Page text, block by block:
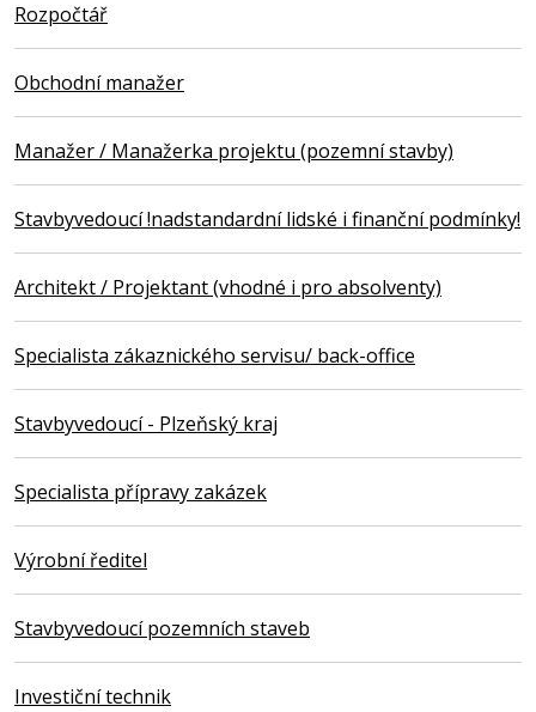
Rozpočtář
Obchodní manažer
Manažer / Manažerka projektu (pozemní stavby)
Stavbyvedoucí !nadstandardní lidské i finanční podmínky!
Architekt / Projektant (vhodné i pro absolventy)
Specialista zákaznického servisu/ back-office
Stavbyvedoucí - Plzeňský kraj
Specialista přípravy zakázek
Výrobní ředitel
Stavbyvedoucí pozemních staveb
Investiční technik